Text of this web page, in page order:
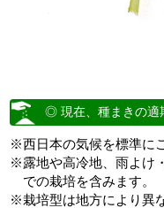
◎ 現在、種まきの適
※西日本の気候を標準に
※露地や高冷地、雨よけ
での栽培を含みます。
※栽培型は地方により異